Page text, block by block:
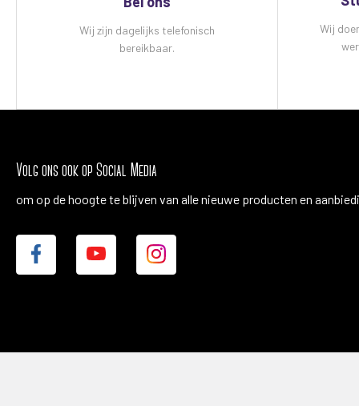
Wij zijn dagelijks telefonisch
bereikbaar.
Wij
Volg ons ook op Social Media
om op de hoogte te blijven van alle nieuwe producten en